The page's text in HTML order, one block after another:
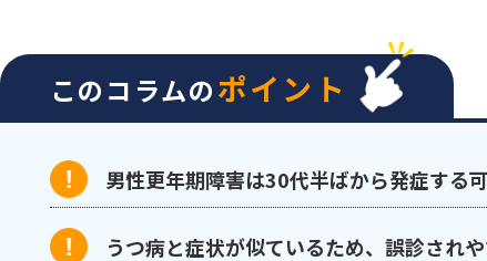
このコラムのポイント
男性更年期障害は30代半ばから発症する
うつ病と症状が似ているため、誤診され